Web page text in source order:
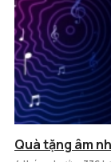
Quà tặng âm